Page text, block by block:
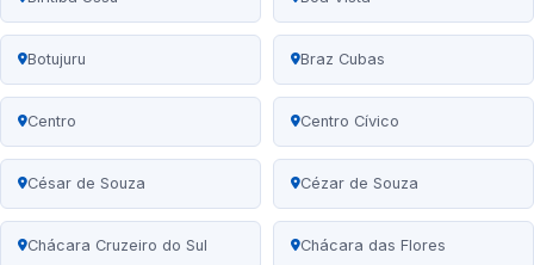
Botujuru Braz Cubas
Centro Centro Cívico
César de Souza Cézar de Souza
Chácara Cruzeiro do Sul Chácara das Flores